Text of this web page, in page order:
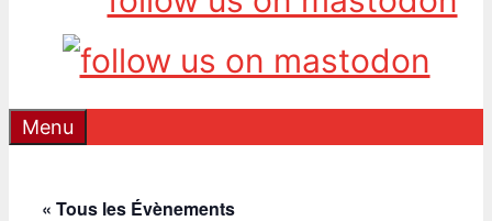
Menu
« Tous les Évènements